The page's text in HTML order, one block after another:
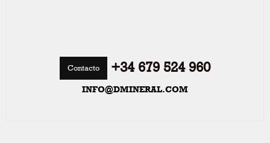
Contacto +34 679 524 960
INFO@DMINERAL.COM